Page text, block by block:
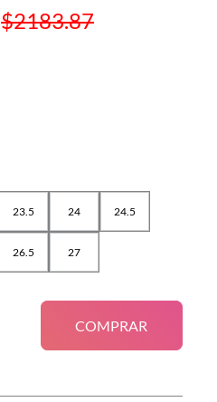
$2183.87
23.5 24 24.5
26.5 27
COMPRAR